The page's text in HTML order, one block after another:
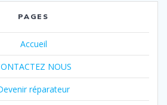
PAGES
Accueil
NOUS
réparateur